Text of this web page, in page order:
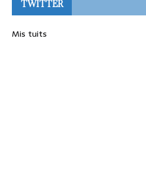
TWITTER
Mis tuits